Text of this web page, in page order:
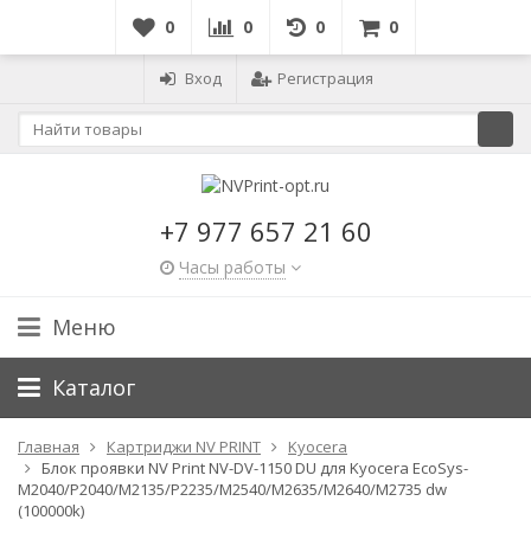
0 0 0 0
Вход Регистрация
+7 977 657 21 60
Часы работы
Меню
Каталог
Главная Картриджи NV PRINT
Kyocera
Блок проявки NV Print NV-DV-1150 DU для Kyocera EcoSys-
M2040/P2040/M2135/P2235/M2540/M2635/M2640/M2735 dw
(100000k)